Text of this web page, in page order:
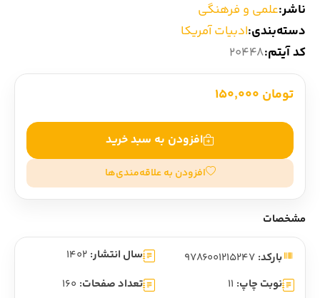
ناشر:علمی و فرهنگی
دسته‌بندی:ادبیات آمریکا
کد آیتم:20448
تومان 150,000
افزودن به سبد خرید
افزودن به علاقه‌مندی‌ها
مشخصات
بارکد: سال انتشار: 1402
نوبت چاپ: 11 تعداد صفحات: 160